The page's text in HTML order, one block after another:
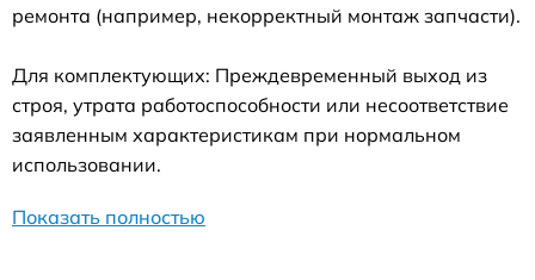
ремонта (например, некорректный монтаж запчасти).
Для комплектующих: Преждевременный выход из
строя, утрата работоспособности или несоответствие
заявленным характеристикам при нормальном
использовании.
Показать полностью